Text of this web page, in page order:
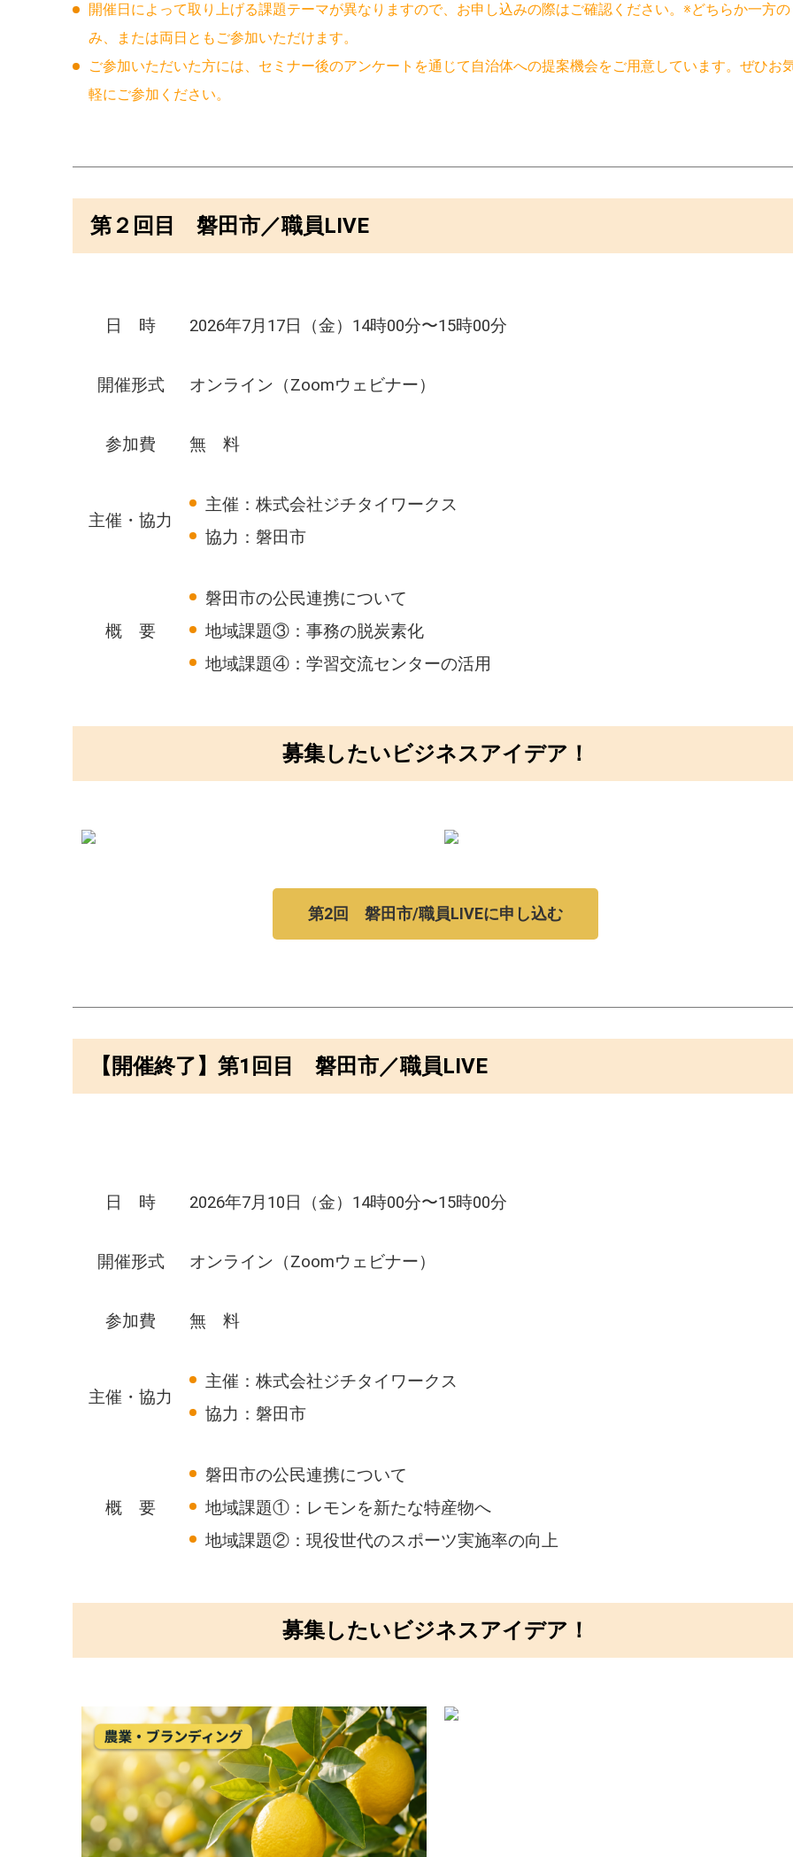
開催日によって取り上げる課題テーマが異なりますので、お申し込みの際はご確認ください。※どちらか一方の
み、または両日ともご参加いただけます。
ご参加いただいた方には、セミナー後のアンケートを通じて自治体への提案機会をご用意しています。ぜひお
軽にご参加ください。
第２回目 磐田市／職員LIVE
日 時 2026年7月17日（金）14時00分〜15時00分
開催形式 オンライン（Zoomウェビナー）
参加費 無 料
主催・協力
主催：株式会社ジチタイワークス
協力：磐田市
概 要
磐田市の公民連携について
地域課題③：事務の脱炭素化
地域課題④：学習交流センターの活用
募集したいビジネスアイデア！
第2回 磐田市/職員LIVEに申し込む
【開催終了】第1回目 磐田市／職員LIVE
日 時 2026年7月10日（金）14時00分〜15時00分
開催形式 オンライン（Zoomウェビナー）
参加費 無 料
主催・協力
主催：株式会社ジチタイワークス
協力：磐田市
概 要
磐田市の公民連携について
地域課題①：レモンを新たな特産物へ
地域課題②：現役世代のスポーツ実施率の向上
募集したいビジネスアイデア！